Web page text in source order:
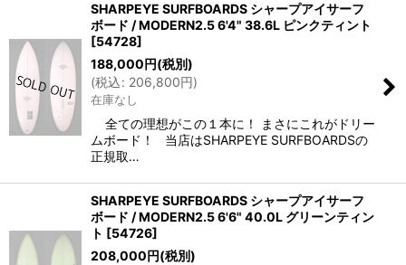
SHARPEYE SURFBOARDS シャープアイサーフ
ボード / MODERN2.5 6'4" 38.6L ピンクティント
[54728]
188,000円(税別)
(税込: 206,800円)
在庫なし
全ての理想がこの１本に！ まさにこれがドリー
ムボード！ 当店はSHARPEYE SURFBOARDSの
正規取…
SHARPEYE SURFBOARDS シャープアイサーフ
ボード / MODERN2.5 6'6" 40.0L グリーンティン
ト [54726]
208,000円(税別)